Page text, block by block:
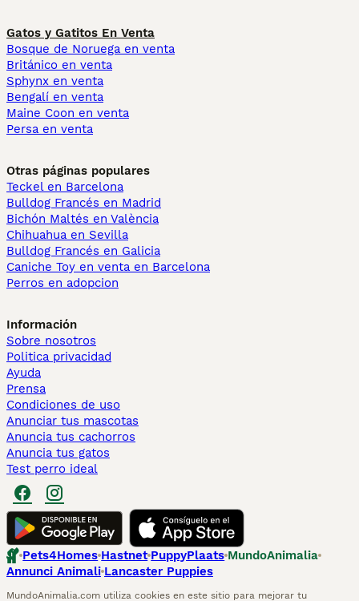
Gatos y Gatitos En Venta
Bosque de Noruega en venta
Británico en venta
Sphynx en venta
Bengalí en venta
Maine Coon en venta
Persa en venta
Otras páginas populares
Teckel en Barcelona
Bulldog Francés en Madrid
Bichón Maltés en València
Chihuahua en Sevilla
Bulldog Francés en Galicia
Caniche Toy en venta en Barcelona
Perros en adopcion
Información
Sobre nosotros
Politica privacidad
Ayuda
Prensa
Condiciones de uso
Anunciar tus mascotas
Anuncia tus cachorros
Anuncia tus gatos
Test perro ideal
Pets4Homes Hastnet PuppyPlaats MundoAnimalia
Annunci Animali Lancaster Puppies
MundoAnimalia.com utiliza cookies en este sitio para mejorar tu